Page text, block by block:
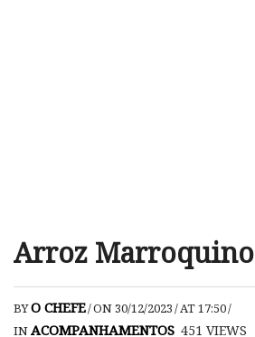
Arroz Marroquino
BYO CHEFE/ON 30/12/2023/AT 17:50/
INACOMPANHAMENTOS 451 VIEWS